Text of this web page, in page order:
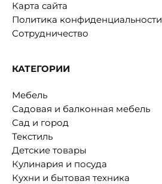
Карта сайта
Политика конфиденциальности
Сотрудничество
КАТЕГОРИИ
Мебель
Садовая и балконная мебель
Сад и город
Текстиль
Детские товары
Кулинария и посуда
Кухни и бытовая техника